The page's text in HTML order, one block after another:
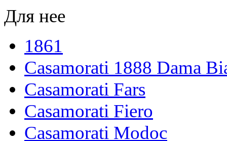
Для нее
1861
Casamorati 1888 Dama
Casamorati Fars
Casamorati Fiero
Casamorati Modoc